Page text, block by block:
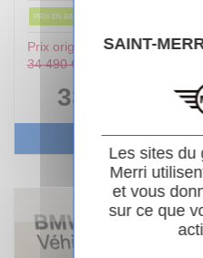
PRIX EN BAISSE
Prix original :
34 490 €
33 990 €
Voir le
SAINT-
Les sites du
Merri
et vous
sur ce que